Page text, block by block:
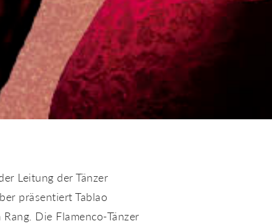
Leitung der Tänzer
präsentiert Tablao
Die Flamenco-Tänzer